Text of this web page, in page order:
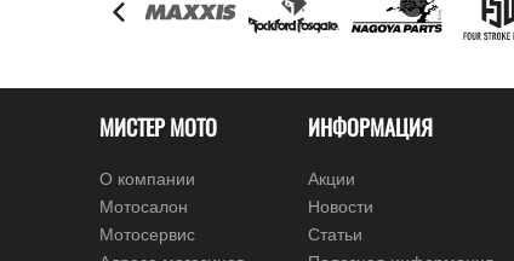
МИСТЕР МОТО
О компании
Мотосалон
Мотосервис
ИНФОРМАЦИЯ
Акции
Новости
Статьи